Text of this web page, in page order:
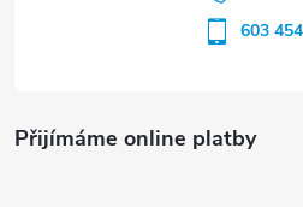
Přijímáme online platby
603